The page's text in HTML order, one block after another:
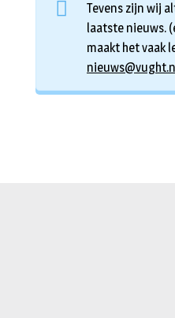
Tevens zijn wij
laatste nieuws.
maakt het vaak